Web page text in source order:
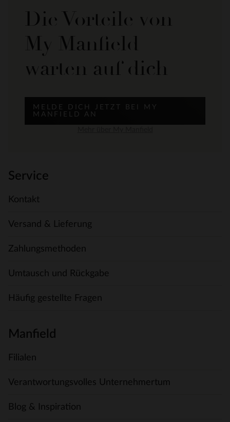
Die Vorteile von
My Manfield
warten auf dich
MELDE DICH JETZT BEI MY
MANFIELD AN
Service
Kontakt
Versand & Lieferung
Zahlungsmethoden
Umtausch und Rückgabe
Häufig gestellte Fragen
Manfield
Filialen
Verantwortungsvolles Unternehmertum
Blog & Inspiration